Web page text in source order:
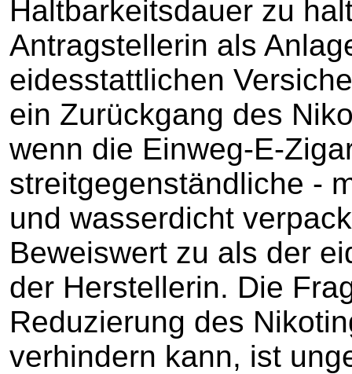
Haltbarkeitsdauer zu
Antragstellerin als
eidesstattlichen
ein Zurückgang des
wenn die Einweg-E-
streitgegenständliche -
und wasserdicht
Beweiswert zu als der
der Herstellerin. Die
Reduzierung des
verhindern kann, ist